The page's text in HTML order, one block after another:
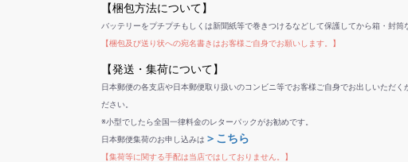
【梱包方法について】
バッテリーをプチプチもしくは新聞紙等で巻きつけるなどして保護してから箱・封筒
【梱包及び送り状への宛名書きはお客様ご自身でお願いします。】
【発送・集荷について】
日本郵便の各支店や日本郵便取り扱いのコンビニ等でお客様ご自身でお出しいただく
ださい。
※小型でしたら全国一律料金のレターパックがお勧めです。
日本郵便集荷のお申し込みは ＞こちら
【集荷等に関する手配は当店ではしておりません。】